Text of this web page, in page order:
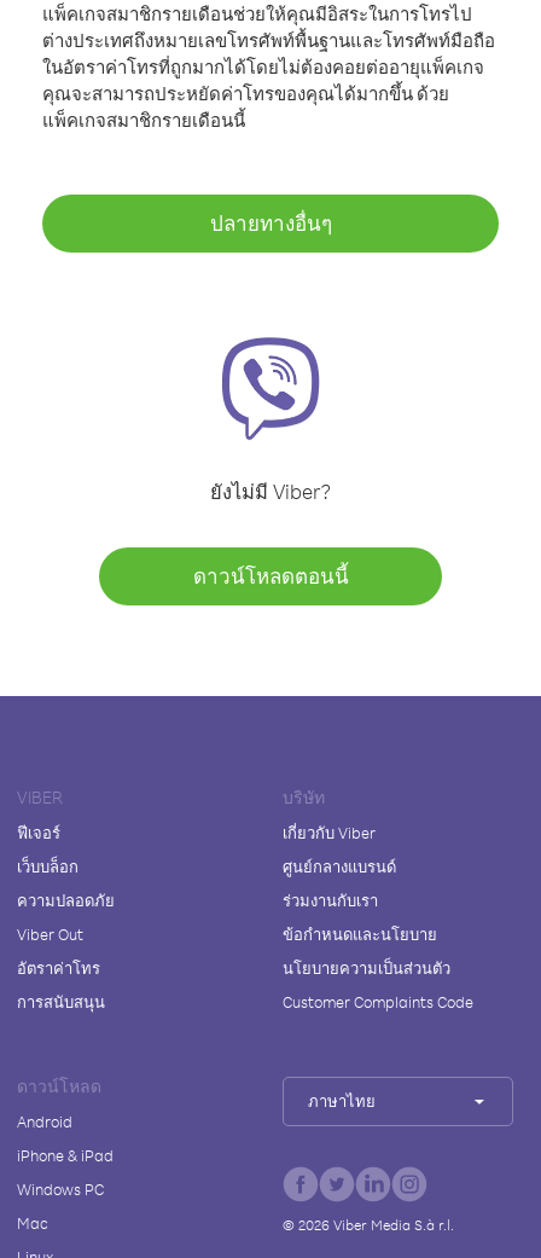
แพ็คเกจสมาชิกรายเดือนช่วยให้คุณมีอิสระในการโทรไป
ต่างประเทศถึงหมายเลขโทรศัพท์พื้นฐานและโทรศัพท์มือถือ
ในอัตราค่าโทรที่ถูกมากได้โดยไม่ต้องคอยต่ออายุแพ็คเกจ
คุณจะสามารถประหยัดค่าโทรของคุณได้มากขึ้น ด้วย
แพ็คเกจสมาชิกรายเดือนนี้
ปลายทางอื่นๆ
ยังไม่มี Viber?
ดาวน์โหลดตอนนี้
VIBER
ฟีเจอร์
เว็บบล็อก
ความปลอดภัย
Viber Out
อัตราค่าโทร
การสนับสนุน
บริษัท
เกี่ยวกับ Viber
ศูนย์กลางแบรนด์
ร่วมงานกับเรา
ข้อกำหนดและนโยบาย
นโยบายความเป็นส่วนตัว
Customer Complaints Code
ดาวน์โหลด
Android
iPhone & iPad
Windows PC
Mac
ภาษาไทย
© 2026Viber Media S.à r.l.